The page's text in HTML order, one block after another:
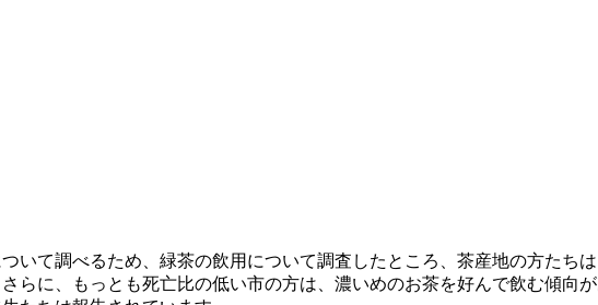
いて調べるため、緑茶の飲用について調査したところ、茶産地の方たち
らに、もっとも死亡比の低い市の方は、濃いめのお茶を好んで飲む傾向